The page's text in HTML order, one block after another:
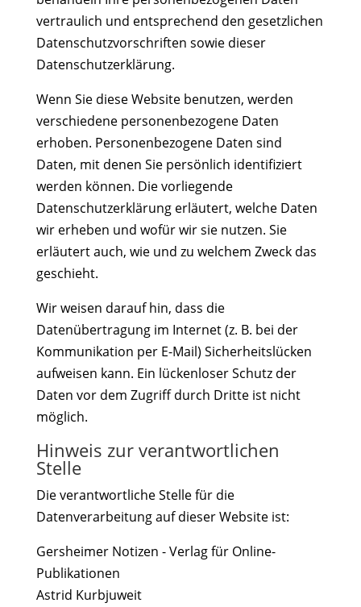
vertraulich und entsprechend den gesetzlichen
Datenschutzvorschriften sowie dieser
Datenschutzerklärung.
Wenn Sie diese Website benutzen, werden
verschiedene personenbezogene Daten
erhoben. Personenbezogene Daten sind
Daten, mit denen Sie persönlich identifiziert
werden können. Die vorliegende
Datenschutzerklärung erläutert, welche Daten
wir erheben und wofür wir sie nutzen. Sie
erläutert auch, wie und zu welchem Zweck das
geschieht.
Wir weisen darauf hin, dass die
Datenübertragung im Internet (z. B. bei der
Kommunikation per E-Mail) Sicherheitslücken
aufweisen kann. Ein lückenloser Schutz der
Daten vor dem Zugriff durch Dritte ist nicht
möglich.
Hinweis zur verantwortlichen
Stelle
Die verantwortliche Stelle für die
Datenverarbeitung auf dieser Website ist:
Gersheimer Notizen - Verlag für Online-
Publikationen
Astrid Kurbjuweit